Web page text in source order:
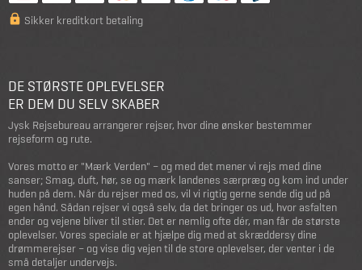
Sikker kreditkort betaling
DE STØRSTE OPLEVELSER
ER DEM DU SELV SKABER
Jysk Rejsebureau arrangerer rejser, hvor dine ønsker bestemmer
rejseform og rute.
Vores motto er "Mærk Verden" – og med det mener vi rejs med dine
sanser; Smag, duft, hør, se og mærk landenes særpræg og kom ind under
huden på dem. Når du rejser med os, vil vi rigtig gerne sende dig ud på
egen hånd. Sådan rejser vi også selv, da det bringer os ud, hvor asfalten
ender og vejene bliver til stier. Det er nemlig ofte dér, man får de største
oplevelser. Vores speciale er at hjælpe dig med at skræddersy dine
drømmerejser – og vise dig vejen til de store oplevelser, der venter i de
små detaljer undervejs.